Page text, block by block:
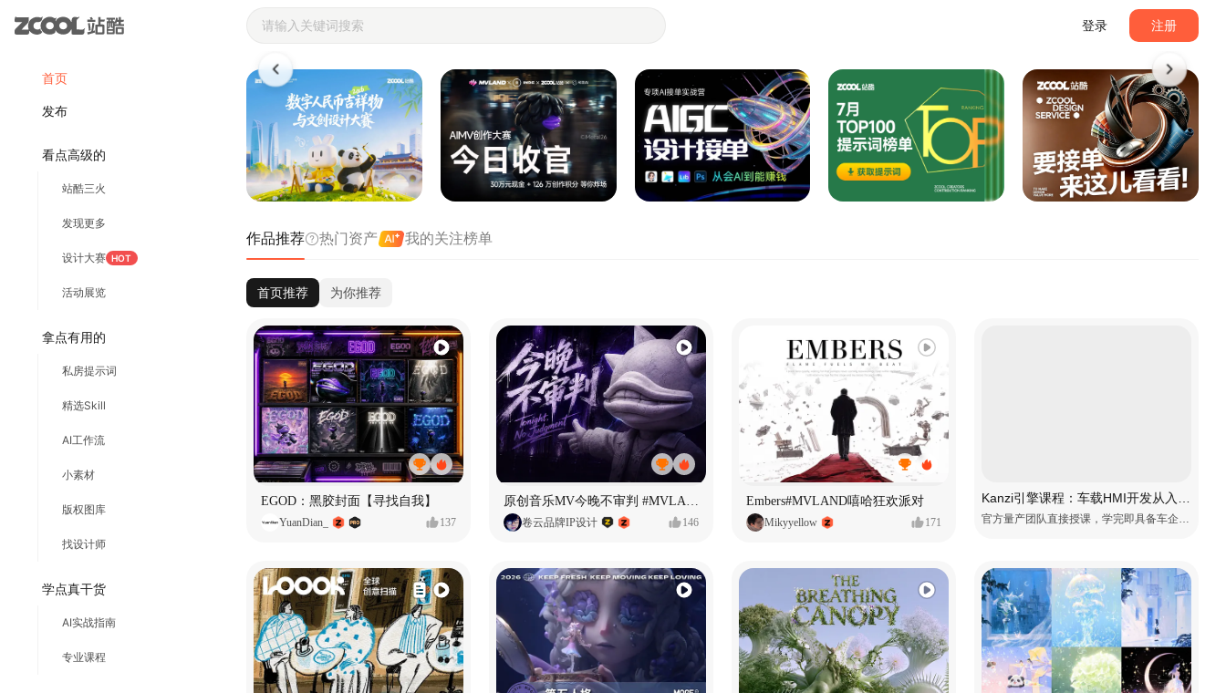
首页
发布
看点高级的
站酷三火
发现更多
设计大赛 HOT
活动展览
拿点有用的
私房提示词
精选Skill
AI工作流
小素材
版权图库
找设计师
学点真干货
AI实战指南
专业课程
登录 注册
站酷ZCOOL - 设计师们都在站酷
作品推荐 热门资产 我的关注榜单
首页推荐 为你推荐
EGOD：黑胶封面【寻找自我】
YuanDian_ 137
原创音乐MV今晚不审判 #MVLAND嘻哈狂欢派对
卷云品牌IP设计 146
Embers#MVLAND嘻哈狂欢派对
Mikyyellow 171 官方量产团队直接授课，学完即具备车企项目上岗能力